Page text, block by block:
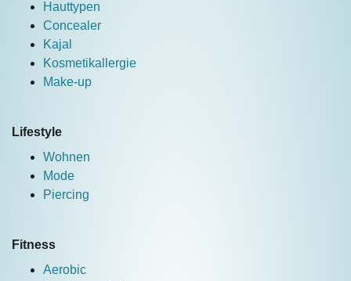
Hauttypen
Concealer
Kajal
Kosmetikallergie
Make-up
Lifestyle
Wohnen
Mode
Piercing
Fitness
Aerobic